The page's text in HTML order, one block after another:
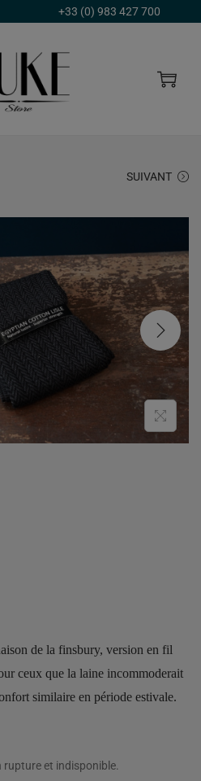
+33 (0) 983 427 700
SUIVANT
de la finsbury, version en fil
ceux que la laine incommoderait
similaire en période estivale.
rupture et indisponible.